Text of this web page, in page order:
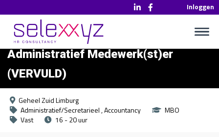
Inloggen
Administratief Medewerk(st)er
(VERVULD)
Geheel Zuid Limburg
Administratief/Secretarieel Accountancy
MBO
Vast
16 - 20 uur